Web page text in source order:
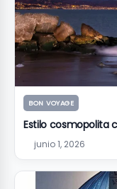
BON VOYAGE
Estilo cosmopolita
junio 1, 2026